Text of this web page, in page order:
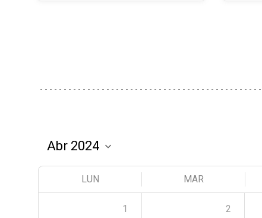
LUN MAR
1 2